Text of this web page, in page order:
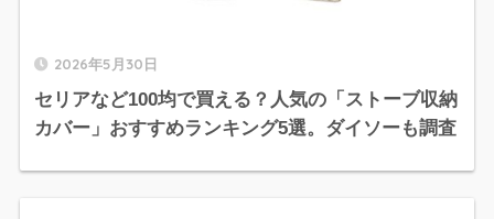
2026年5月30日
セリアなど100均で買える？人気の「ストーブ収納
カバー」おすすめランキング5選。ダイソーも調査